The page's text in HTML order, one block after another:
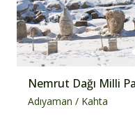
Nemrut Dağı Milli
Adıyaman / Kahta